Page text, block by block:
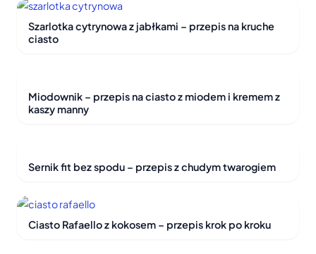
Szarlotka cytrynowa z jabłkami – przepis na kruche
ciasto
Miodownik – przepis na ciasto z miodem i kremem z
kaszy manny
Sernik fit bez spodu – przepis z chudym twarogiem
Ciasto Rafaello z kokosem – przepis krok po kroku